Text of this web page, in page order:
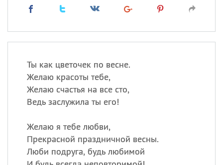
Ты как цветочек по весне.
Желаю красоты тебе,
Желаю счастья на все сто,
Ведь заслужила ты его!
Желаю я тебе любви,
Прекрасной праздничной весны.
Люби подруга, будь любимой
Анатолий , Афанасий,Борис
Кристина
Посмотреть значение
происхождение